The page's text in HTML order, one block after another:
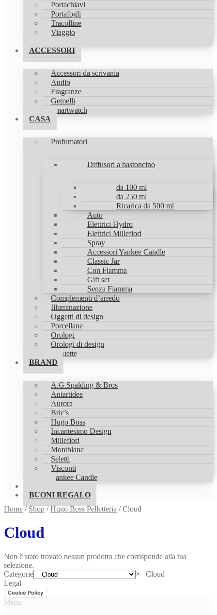
Portachiavi
Portafogli
Tracolline
Viaggio
ACCESSORI
Accessori da scrivania
Audio
Fragranze
Gemelli
Smartwatch
CASA
Profumatori
Diffusori a bastoncino
da 100 ml
da 250 ml
Ricarica da 500 ml
Auto
Elettrici Hydro
Elettrici Millefiori
Spray
Accessori Yankee Candle
Classic Jar
Con Fiamma
Gift set
Senza Fiamma
Complementi d’arredo
Illuminazione
Oggetti di design
Porcellane
Orologi
Orologi di design
Statuette
BRAND
A.G.Spalding & Bros
Antartidee
Aurora
Bric’s
Hugo Boss
Incantesimo Design
Millefiori
Montblanc
Seletti
Visconti
Yankee Candle
BUONI REGALO
Home/Shop/Hugo Boss Pelletteria /Cloud
Cloud
Non è stato trovato nessun prodotto che corrisponde alla tua
selezione.
Categorie
× Cloud
Legal
Cookie Policy
Menu